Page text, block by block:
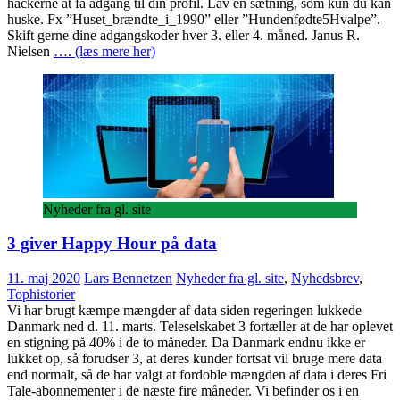
huske. Fx ”Huset_brændte_i_1990” eller ”Hundenfødte5Hvalpe”.
Skift gerne dine adgangskoder hver 3. eller 4. måned. Janus R.
Nielsen …. (læs mere her)
Nyheder fra gl. site
3 giver Happy Hour på data
11. maj 2020 Lars Bennetzen Nyheder fra gl. site, Nyhedsbrev,
Tophistorier
Vi har brugt kæmpe mængder af data siden regeringen lukkede
Danmark ned d. 11. marts. Teleselskabet 3 fortæller at de har oplevet
en stigning på 40% i de to måneder. Da Danmark endnu ikke er
lukket op, så forudser 3, at deres kunder fortsat vil bruge mere data
end normalt, så de har valgt at fordoble mængden af data i deres Fri
Tale-abonnementer i de næste fire måneder. Vi befinder os i en